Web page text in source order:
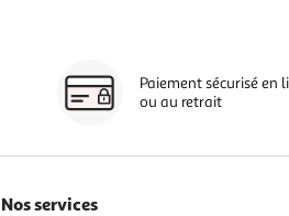
Paiement sécurisé en
ou au retrait
Nos services